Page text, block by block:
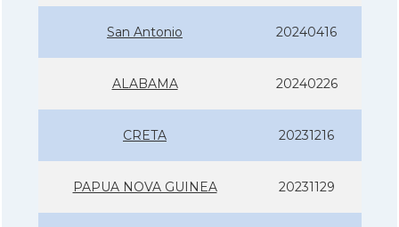
San Antonio 20240416
ALABAMA 20240226
CRETA 20231216
PAPUA NOVA GUINEA 20231129